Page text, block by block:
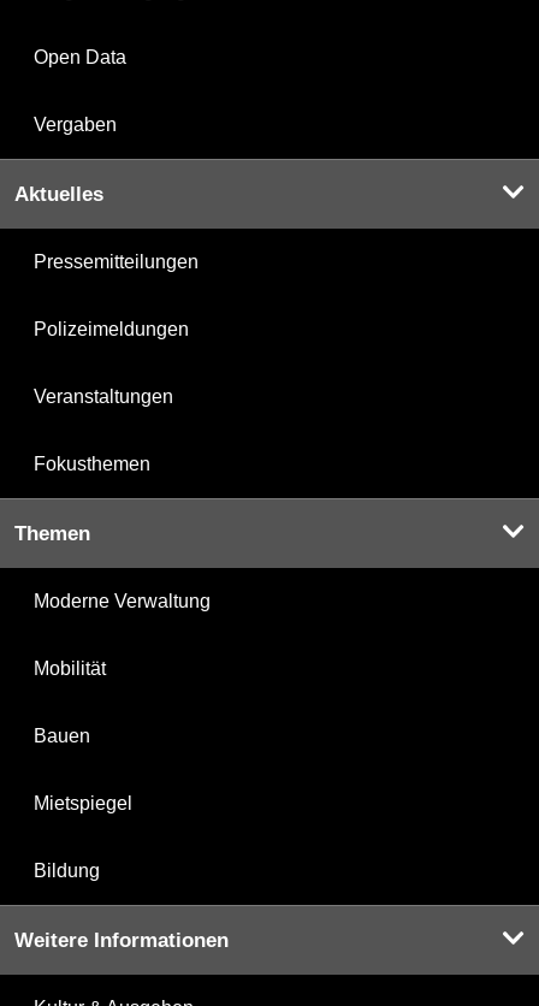
Open Data
Vergaben
Aktuelles
Pressemitteilungen
Polizeimeldungen
Veranstaltungen
Fokusthemen
Themen
Moderne Verwaltung
Mobilität
Bauen
Mietspiegel
Bildung
Weitere Informationen